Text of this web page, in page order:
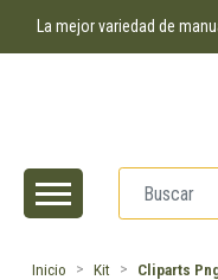
La mejor variedad de
Inicio Kit Cliparts